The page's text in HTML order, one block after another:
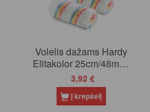
Volelis dažams Hardy
Elitakolor 25cm/48mm,
(0110-224825)
3,92 €
Į krepšelį